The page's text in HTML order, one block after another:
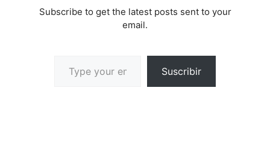
Subscribe to get the latest posts sent to your
email.
Suscribir